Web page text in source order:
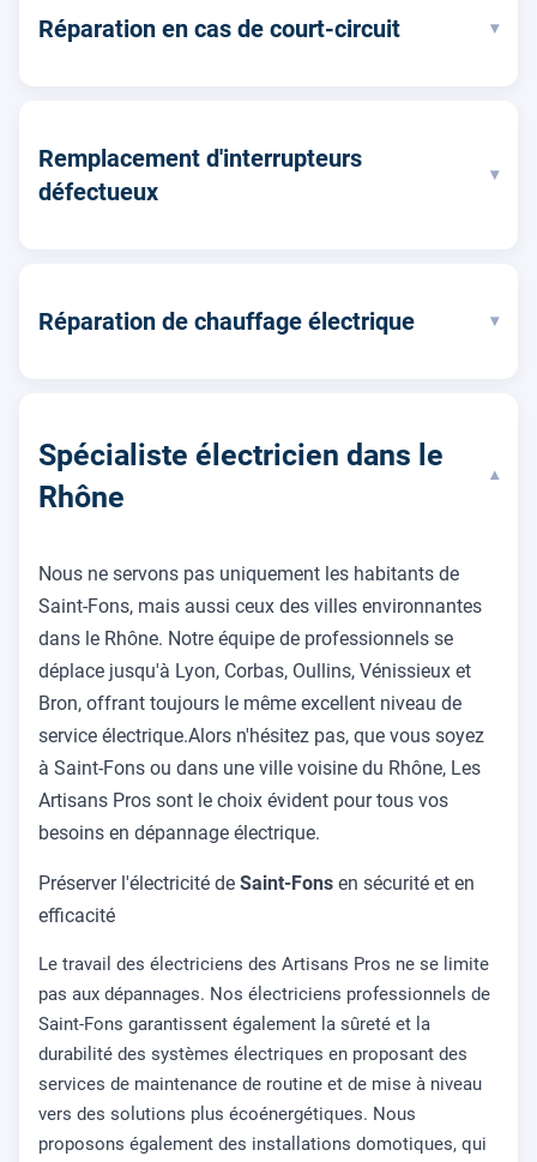
Réparation en cas de court-circuit ▾
Remplacement d'interrupteurs
défectueux
▾
Réparation de chauffage électrique ▾
Spécialiste électricien dans le
Rhône
▾
Nous ne servons pas uniquement les habitants de
Saint-Fons, mais aussi ceux des villes environnantes
dans le Rhône. Notre équipe de professionnels se
déplace jusqu'à Lyon, Corbas, Oullins, Vénissieux et
Bron, offrant toujours le même excellent niveau de
service électrique.Alors n'hésitez pas, que vous soyez
à Saint-Fons ou dans une ville voisine du Rhône, Les
Artisans Pros sont le choix évident pour tous vos
besoins en dépannage électrique.
Préserver l'électricité de Saint-Fons en sécurité et en
efficacité
Le travail des électriciens des Artisans Pros ne se limite
pas aux dépannages. Nos électriciens professionnels de
Saint-Fons garantissent également la sûreté et la
durabilité des systèmes électriques en proposant des
services de maintenance de routine et de mise à niveau
vers des solutions plus écoénergétiques. Nous
proposons également des installations domotiques, qui